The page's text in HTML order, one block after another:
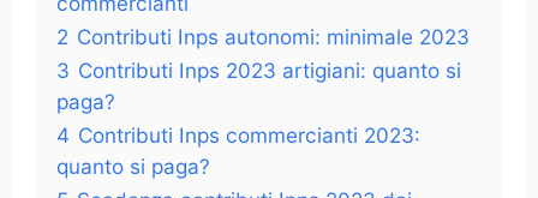
2 Contributi Inps autonomi: minimale 2023
3 Contributi Inps 2023 artigiani: quanto si
paga?
4 Contributi Inps commercianti 2023:
quanto si paga?